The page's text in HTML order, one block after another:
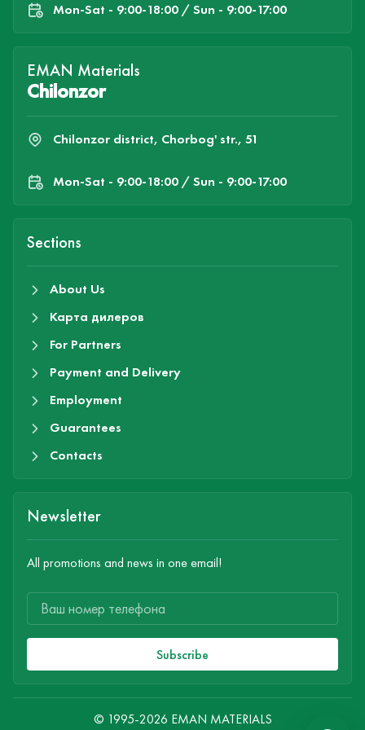
Mon-Sat - 9:00-18:00 / Sun - 9:00-17:00
EMAN Materials
Chilonzor
Chilonzor district, Chorbog' str., 51
Mon-Sat - 9:00-18:00 / Sun - 9:00-17:00
Sections
About Us
Карта дилеров
For Partners
Payment and Delivery
Employment
Guarantees
Contacts
Newsletter
All promotions and news in one email!
Subscribe
© 1995-2026 EMAN MATERIALS